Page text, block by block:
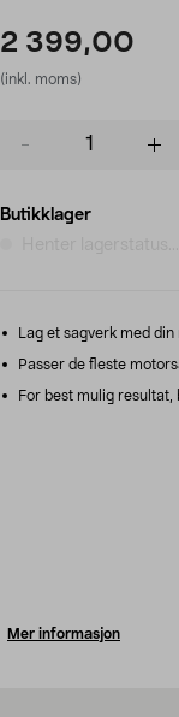
2 399,00
(inkl. moms)
Butikklager
Lag et sagverk med din
Passer de fleste
For best mulig
Mer informasjon